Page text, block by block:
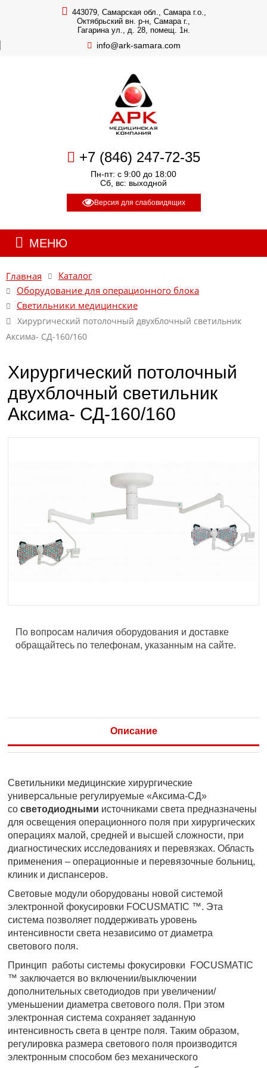
443079, Самарская обл., Самара г.о.,
Октябрьский вн. р-н, Самара г.,
Гагарина ул., д. 28, помещ. 1н.
info@ark-samara.com
+7 (846) 247-72-35
Пн-пт: с 9:00 до 18:00
Сб, вс: выходной
Версия для слабовидящих
МЕНЮ
Главная
Каталог
Оборудование для операционного блока
Светильники медицинские
Хирургический потолочный двухблочный светильник
Аксима- СД-160/160
Хирургический потолочный
двухблочный светильник
Аксима- СД-160/160
По вопросам наличия оборудования и доставке
обращайтесь по телефонам, указанным на сайте.
Описание
Светильники медицинские хирургические
универсальные регулируемые «Аксима-СД»
сосветодиодными источниками света предназначены
для освещения операционного поля при хирургических
операциях малой, средней и высшей сложности, при
диагностических исследованиях и перевязках. Область
применения – операционные и перевязочные больниц,
клиник и диспансеров.
Световые модули оборудованы новой системой
электронной фокусировки FOCUSMATIC ™. Эта
система позволяет поддерживать уровень
интенсивности света независимо от диаметра
светового поля.
Принцип работы системы фокусировки FOCUSMATIC
™ заключается во включении/выключении
дополнительных светодиодов при увеличении/
уменьшении диаметра светового поля. При этом
электронная система сохраняет заданную
интенсивность света в центре поля. Таким образом,
регулировка размера светового поля производится
электронным способом без механического